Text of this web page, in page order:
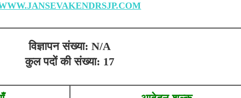
विज्ञापन संख्या: N/A
कुल पदों की संख्या: 17